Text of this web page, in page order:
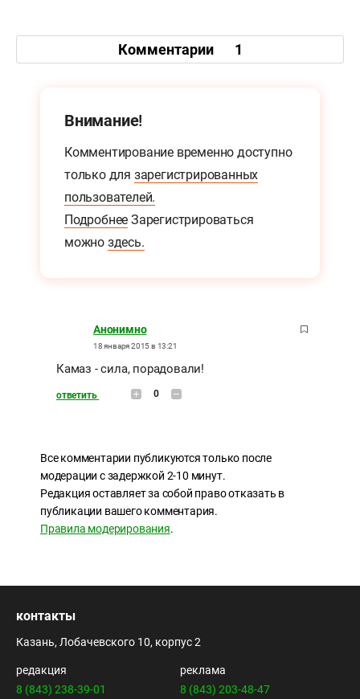
Комментарии 1
Внимание!
Комментирование временно доступно
только для зарегистрированных
пользователей.
Подробнее Зарегистрироваться
можно здесь.
Анонимно
18 января 2015 в 13:21
Камаз - сила, порадовали!
ответить 0
Все комментарии публикуются только после
модерации с задержкой 2-10 минут.
Редакция оставляет за собой право отказать в
публикации вашего комментария.
Правила модерирования.
контакты
Казань, Лобачевского 10, корпус 2
редакция
8 (843) 238-39-01
реклама
8 (843) 203-48-47